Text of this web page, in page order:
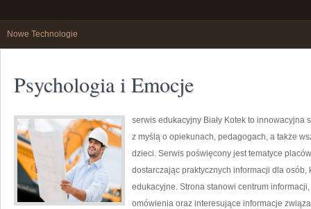
Nowe Technologie
Psychologia i Emocje
serwis edukacyjny Biały Kotek to innowacyjna
z myślą o opiekunach, pedagogach, a także
dzieci. Serwis poświęcony jest tematyce
dostarczając praktycznych informacji dla
edukacyjne. Strona stanowi centrum
omówienia oraz interesujące informacje